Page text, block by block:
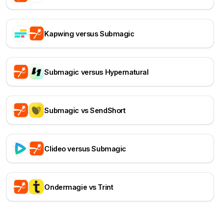
Kapwing versus Submagic
Submagic versus Hypernatural
Submagic vs SendShort
Clideo versus Submagic
Ondermagie vs Trint